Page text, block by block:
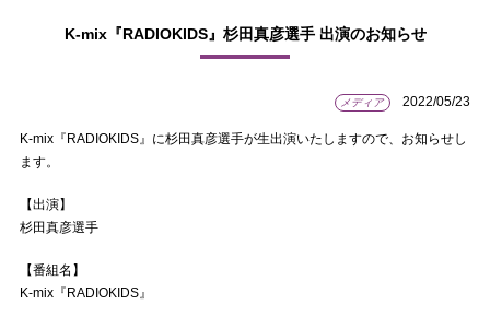
K-mix『RADIOKIDS』杉田真彦選手 出演のお知らせ
メディア 2022/05/23
K-mix『RADIOKIDS』に杉田真彦選手が生出演いたしますので、お知らせし
ます。
【出演】
杉田真彦選手
【番組名】
K-mix『RADIOKIDS』